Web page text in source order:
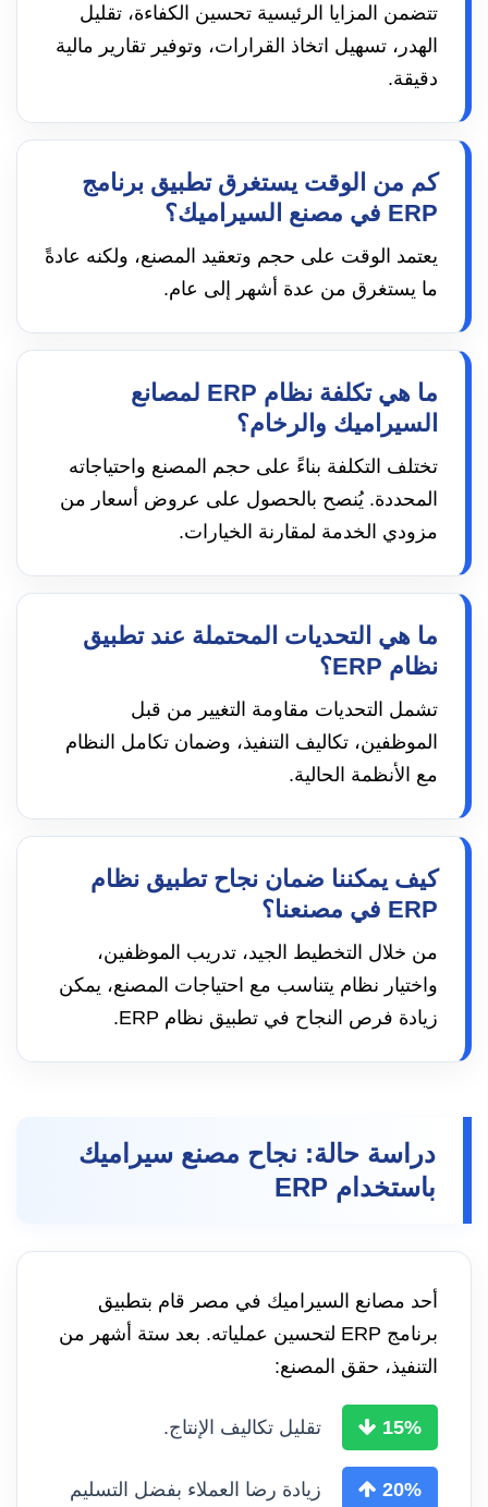
تتضمن المزايا الرئيسية تحسين الكفاءة، تقليل
الهدر، تسهيل اتخاذ القرارات، وتوفير تقارير مالية
دقيقة.
كم من الوقت يستغرق تطبيق برنامج
ERP في مصنع السيراميك؟
يعتمد الوقت على حجم وتعقيد المصنع، ولكنه عادةً
ما يستغرق من عدة أشهر إلى عام.
ما هي تكلفة نظام ERP لمصانع
السيراميك والرخام؟
تختلف التكلفة بناءً على حجم المصنع واحتياجاته
المحددة. يُنصح بالحصول على عروض أسعار من
مزودي الخدمة لمقارنة الخيارات.
ما هي التحديات المحتملة عند تطبيق
نظام ERP؟
تشمل التحديات مقاومة التغيير من قبل
الموظفين، تكاليف التنفيذ، وضمان تكامل النظام
مع الأنظمة الحالية.
كيف يمكننا ضمان نجاح تطبيق نظام
ERP في مصنعنا؟
من خلال التخطيط الجيد، تدريب الموظفين،
واختيار نظام يتناسب مع احتياجات المصنع، يمكن
زيادة فرص النجاح في تطبيق نظام ERP.
دراسة حالة: نجاح مصنع سيراميك
باستخدام ERP
أحد مصانع السيراميك في مصر قام بتطبيق
برنامج ERP لتحسين عملياته. بعد ستة أشهر من
التنفيذ، حقق المصنع:
15% تقليل تكاليف الإنتاج.
20%
زيادة رضا العملاء بفضل التسليم